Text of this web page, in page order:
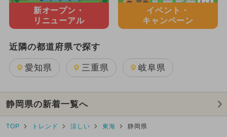
新オープン・
リニューアル
イベント・
キャンペーン
近隣の都道府県で探す
愛知県 三重県 岐阜県
静岡県の新着一覧へ
TOP トレンド 涼しい 東海 静岡県